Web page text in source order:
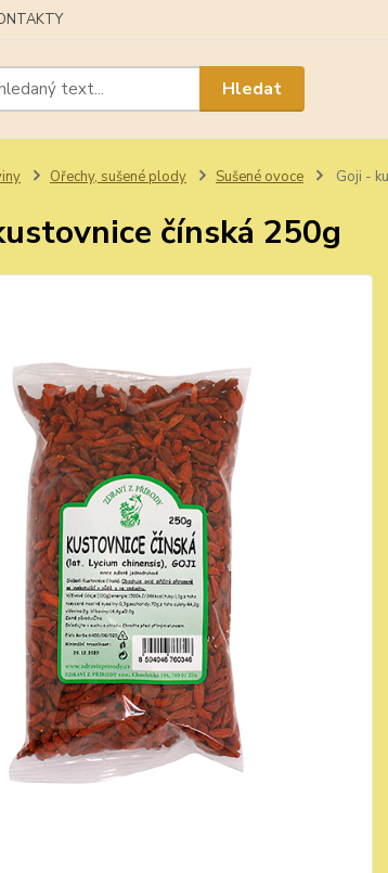
Hledat
Ořechy, sušené plody Sušené ovoce Goji -
čínská 250g